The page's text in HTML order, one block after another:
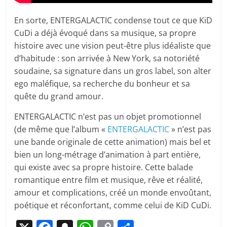
En sorte, ENTERGALACTIC condense tout ce que KiD
CuDi a déjà évoqué dans sa musique, sa propre
histoire avec une vision peut-être plus idéaliste que
d’habitude : son arrivée à New York, sa notoriété
soudaine, sa signature dans un gros label, son alter
ego maléfique, sa recherche du bonheur et sa
quête du grand amour.
ENTERGALACTIC n’est pas un objet promotionnel
(de même que l’album « ENTERGALACTIC» n’est pas
une bande originale de cette animation) mais bel et
bien un long-métrage d’animation à part entière,
qui existe avec sa propre histoire. Cette balade
romantique entre film et musique, rêve et réalité,
amour et complications, créé un monde envoûtant,
poétique et réconfortant, comme celui de KiD CuDi.